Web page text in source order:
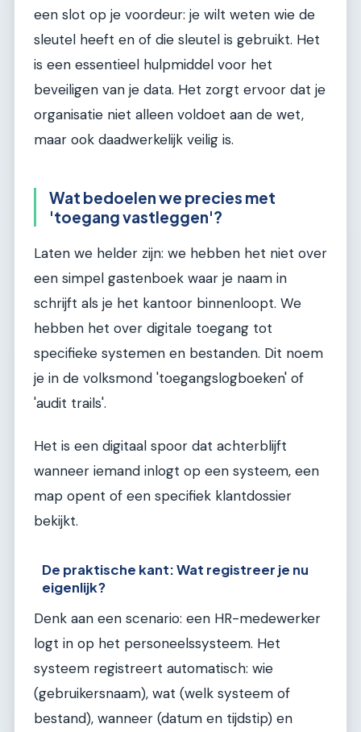
een slot op je voordeur: je wilt weten wie de
sleutel heeft en of die sleutel is gebruikt. Het
is een essentieel hulpmiddel voor het
beveiligen van je data. Het zorgt ervoor dat je
organisatie niet alleen voldoet aan de wet,
maar ook daadwerkelijk veilig is.
Wat bedoelen we precies met
'toegang vastleggen'?
Laten we helder zijn: we hebben het niet over
een simpel gastenboek waar je naam in
schrijft als je het kantoor binnenloopt. We
hebben het over digitale toegang tot
specifieke systemen en bestanden. Dit noem
je in de volksmond 'toegangslogboeken' of
'audit trails'.
Het is een digitaal spoor dat achterblijft
wanneer iemand inlogt op een systeem, een
map opent of een specifiek klantdossier
bekijkt.
De praktische kant: Wat registreer je nu
eigenlijk?
Denk aan een scenario: een HR-medewerker
logt in op het personeelssysteem. Het
systeem registreert automatisch: wie
(gebruikersnaam), wat (welk systeem of
bestand), wanneer (datum en tijdstip) en